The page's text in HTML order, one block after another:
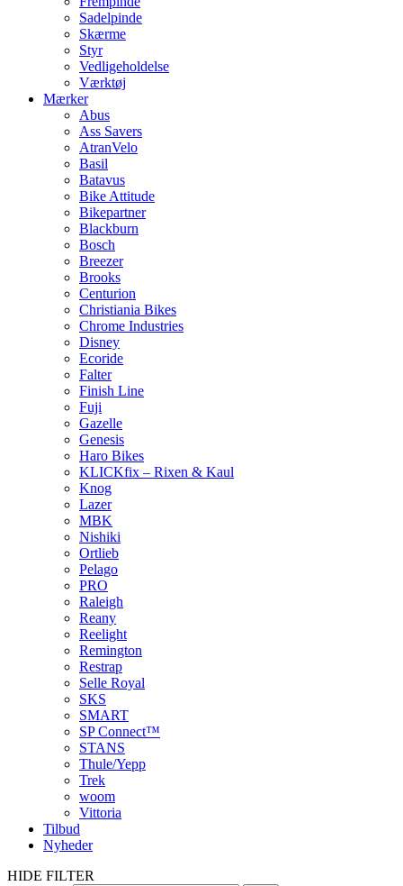
Sadelpinde
Skærme
Styr
Vedligeholdelse
Værktøj
Mærker
Abus
Ass Savers
AtranVelo
Basil
Batavus
Bike Attitude
Bikepartner
Blackburn
Bosch
Breezer
Brooks
Centurion
Christiania Bikes
Chrome Industries
Disney
Ecoride
Falter
Finish Line
Fuji
Gazelle
Genesis
Haro Bikes
KLICKfix – Rixen & Kaul
Knog
Lazer
MBK
Nishiki
Ortlieb
Pelago
PRO
Raleigh
Reany
Reelight
Remington
Restrap
Selle Royal
SKS
SMART
SP Connect™
STANS
Thule/Yepp
Trek
woom
Vittoria
Tilbud
Nyheder
HIDE FILTER